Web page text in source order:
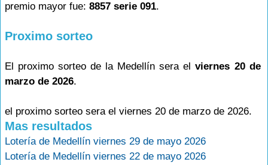
premio mayor fue: 8857 serie 091.
Proximo sorteo
El proximo sorteo de la Medellín sera elviernes 20 de
marzo de 2026.
el proximo sorteo sera el viernes 20 de marzo de 2026.
Mas resultados
Lotería de Medellín viernes 29 de mayo 2026
Lotería de Medellín viernes 22 de mayo 2026